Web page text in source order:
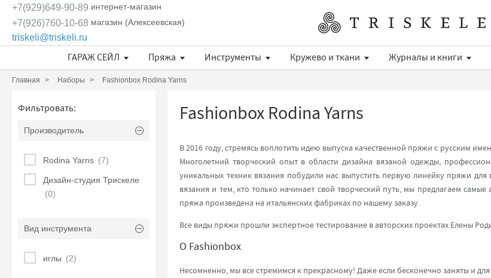
+7(929)649-90-89 интернет-магазин
+7(926)760-10-68 магазин (Алексеевская)
triskeli@triskeli.ru
ГАРАЖ СЕЙЛ
Пряжа Инструменты Кружево и ткани Журналы и книги
Главная Наборы Fashionbox Rodina Yarns
Фильтровать:
Производитель
Rodina Yarns (7)
Дизайн-студия Трискеле
(0)
Вид инструмента
иглы (2)
Fashionbox Rodina Yarns
В 2016 году, стремясь воплотить идею выпуска качественной пряжи с русским
Многолетний творческий опыт в области дизайна вязаной одежды,
уникальных техник вязания побудили нас выпустить первую линейку пряжи
вязания и тем, кто только начинает свой творческий путь, мы предлагаем
пряжа произведена на итальянских фабриках по нашему заказу.
Все виды пряжи прошли экспертное тестирование в авторских проектах Елены
О Fashionbox
Несомненно, мы все стремимся к прекрасному! Даже если бесконечно заняты и